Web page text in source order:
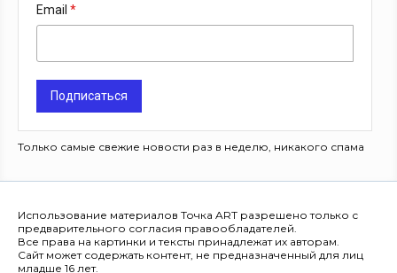
Email
Подписаться
Только самые свежие новости раз в неделю, никакого спама
Использование материалов Точка ART разрешено только с
предварительного согласия правообладателей.
Все права на картинки и тексты принадлежат их авторам.
Сайт может содержать контент, не предназначенный для лиц
младше 16 лет.